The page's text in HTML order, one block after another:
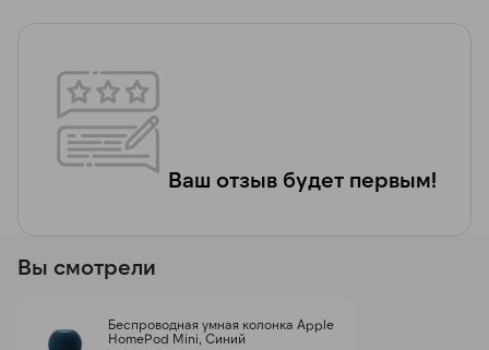
Ваш отзыв будет первым!
Вы смотрели
Беспроводная умная колонка Apple
HomePod Mini, Синий